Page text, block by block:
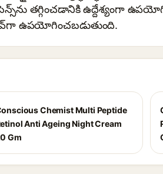
తగ్గించడానికి ఉద్దేశ్యంగా
ఉపయోగించబడుతుంది.
Chemist Multi Peptide
Anti Ageing Night Cream
Gm